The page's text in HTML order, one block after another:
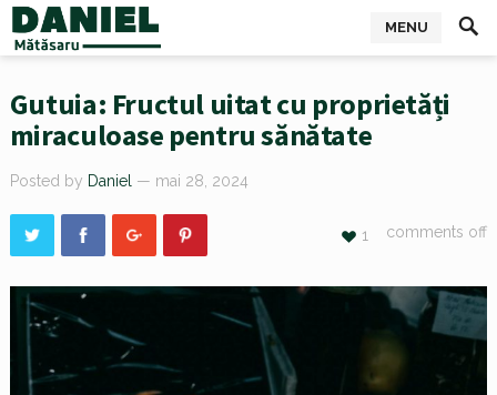
MENU
Gutuia: Fructul uitat cu proprietăți
miraculoase pentru sănătate
Posted by Daniel — mai 28, 2024
comments off
1